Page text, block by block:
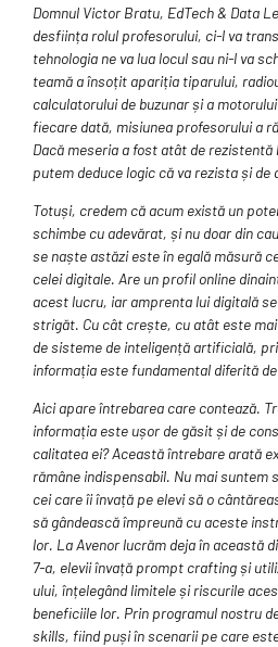
Domnul Victor Bratu, EdTech & Data
desființa rolul profesorului, ci-l va
tehnologia ne va lua locul sau ni-l va
teamă a însoțit apariția tiparului,
calculatorului de buzunar și a
fiecare dată, misiunea profesorului a
Dacă meseria a fost atât de rezistentă
putem deduce logic că va rezista și de
Totuși, credem că acum există un
schimbe cu adevărat, și nu doar din
se naște astăzi este în egală măsură
celei digitale. Are un profil online
acest lucru, iar amprenta lui digitală
strigăt. Cu cât crește, cu atât este
de sisteme de inteligență artificială,
informația este fundamental diferită
Aici apare întrebarea care contează.
informația este ușor de găsit și de
calitatea ei? Această întrebare arată
rămâne indispensabil. Nu mai suntem
cei care îi învață pe elevi să o
să gândească împreună cu aceste
lor. La Avenor lucrăm deja în această
7-a, elevii învață prompt crafting și
ului, înțelegând limitele și riscurile
beneficiile lor. Prin programul nostru
skills, fiind puși în scenarii pe care